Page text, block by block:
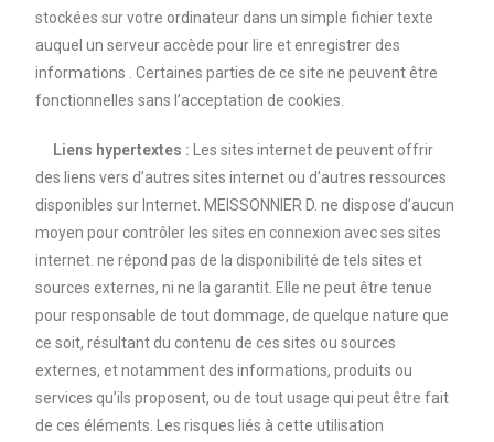
stockées sur votre ordinateur dans un simple fichier texte
auquel un serveur accède pour lire et enregistrer des
informations . Certaines parties de ce site ne peuvent être
fonctionnelles sans l’acceptation de cookies.
Liens hypertextes : Les sites internet de peuvent offrir
des liens vers d’autres sites internet ou d’autres ressources
disponibles sur Internet. MEISSONNIER D. ne dispose d’aucun
moyen pour contrôler les sites en connexion avec ses sites
internet. ne répond pas de la disponibilité de tels sites et
sources externes, ni ne la garantit. Elle ne peut être tenue
pour responsable de tout dommage, de quelque nature que
ce soit, résultant du contenu de ces sites ou sources
externes, et notamment des informations, produits ou
services qu’ils proposent, ou de tout usage qui peut être fait
de ces éléments. Les risques liés à cette utilisation